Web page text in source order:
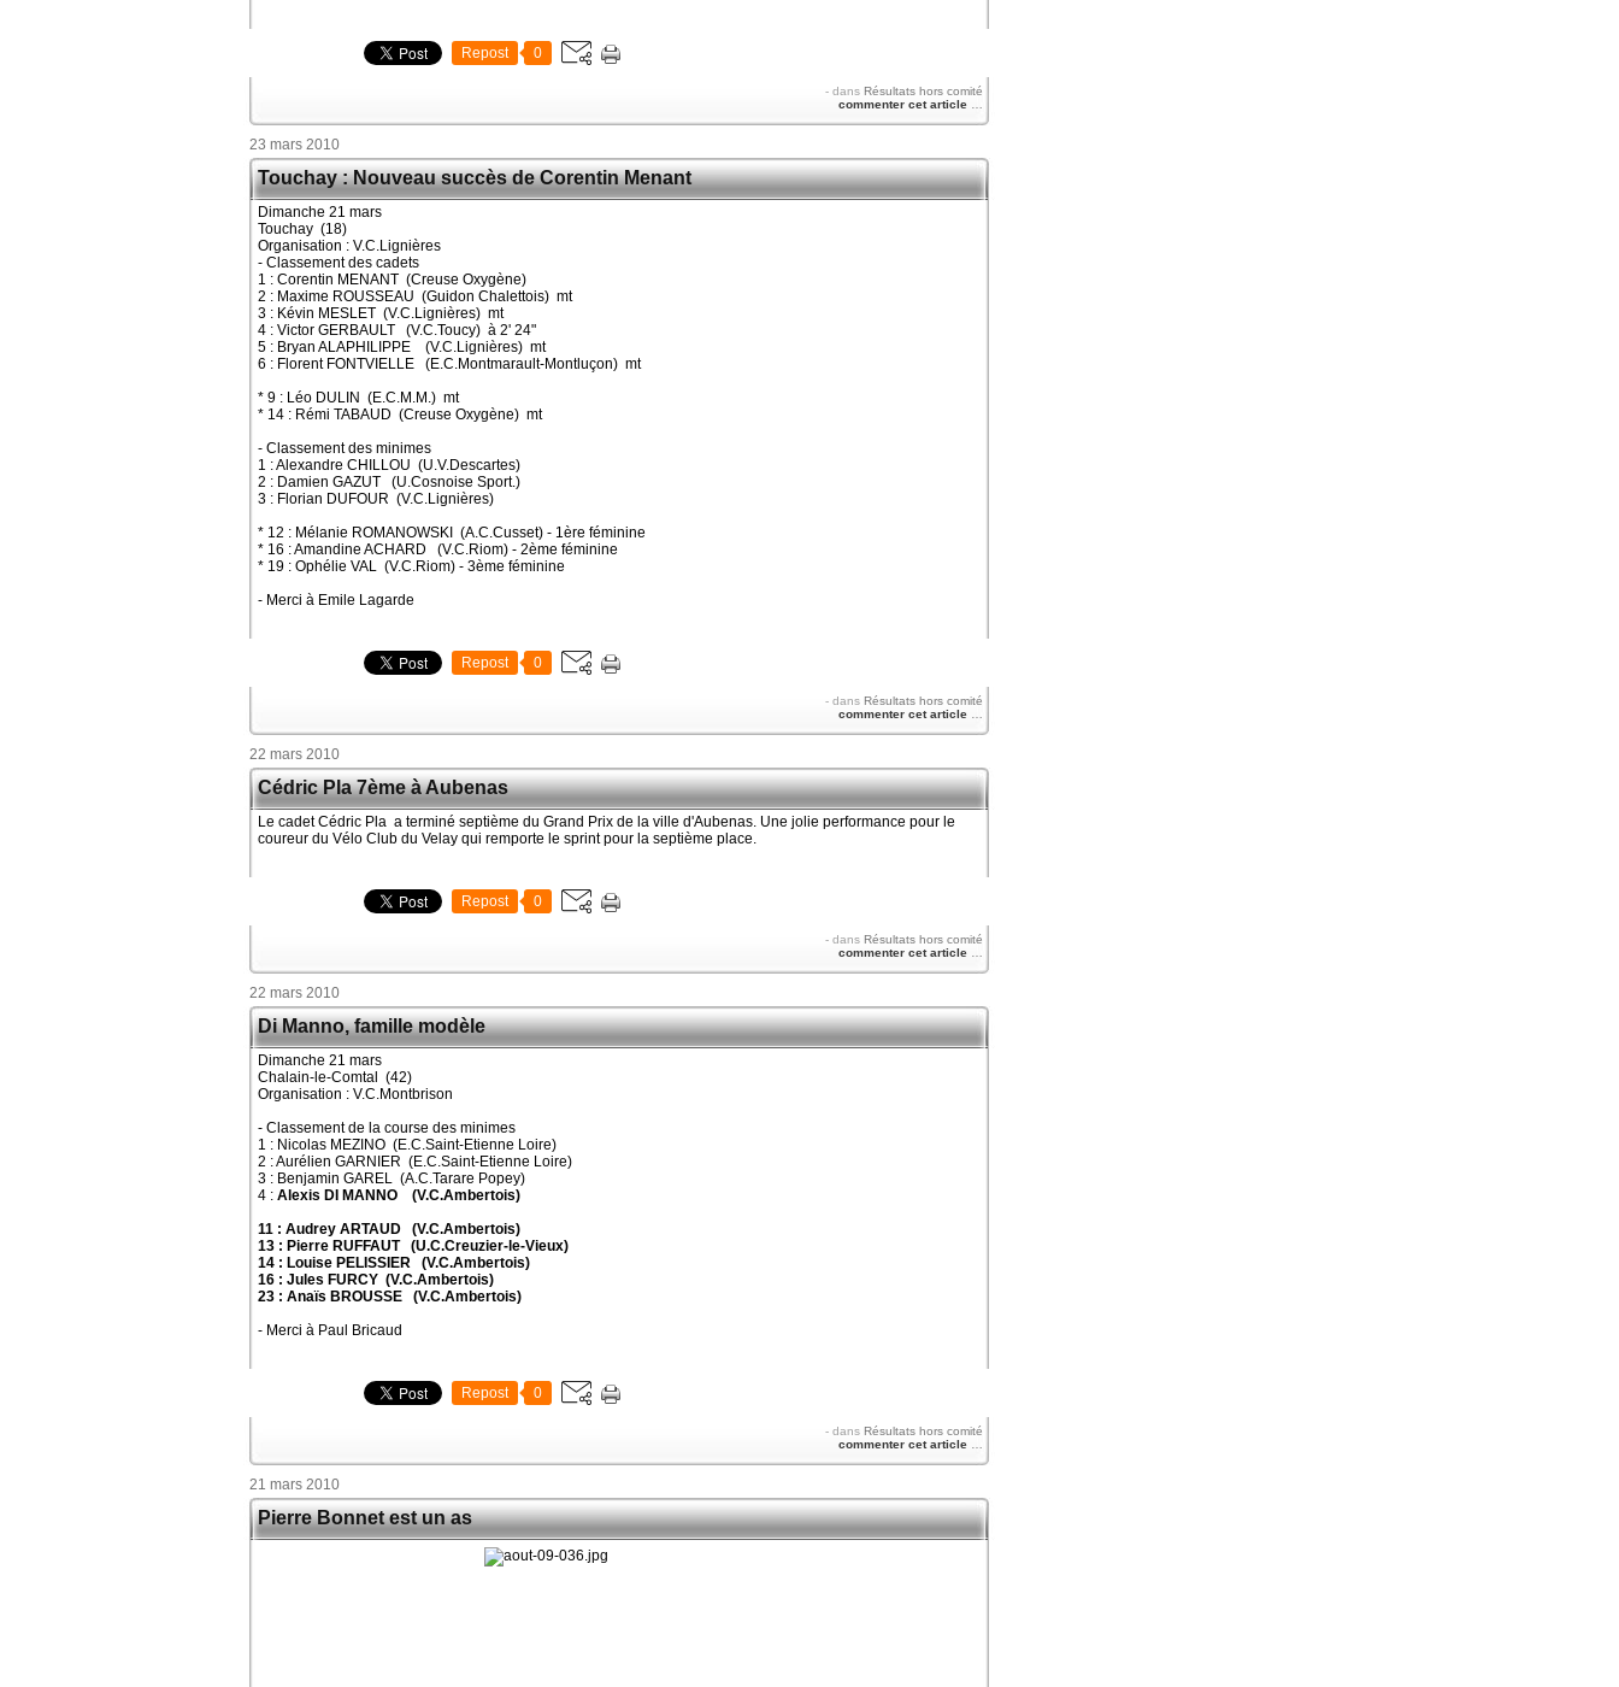
Repost 0
- dans Résultats hors comité
commenter cet article
23 mars 2010
Touchay : Nouveau succès de Corentin Menant
Dimanche 21 mars
Touchay (18)
Organisation : V.C.Lignières
- Classement des cadets
1 : Corentin MENANT (Creuse Oxygène)
2 : Maxime ROUSSEAU (Guidon Chalettois) mt
3 : Kévin MESLET (V.C.Lignières) mt
4 : Victor GERBAULT (V.C.Toucy) à 2' 24"
5 : Bryan ALAPHILIPPE (V.C.Lignières) mt
6 : Florent FONTVIELLE (E.C.Montmarault-Montluçon) mt
* 9 : Léo DULIN (E.C.M.M.) mt
* 14 : Rémi TABAUD (Creuse Oxygène) mt
- Classement des minimes
1 : Alexandre CHILLOU (U.V.Descartes)
2 : Damien GAZUT (U.Cosnoise Sport.)
3 : Florian DUFOUR (V.C.Lignières)
* 12 : Mélanie ROMANOWSKI (A.C.Cusset) - 1ère féminine
* 16 : Amandine ACHARD (V.C.Riom) - 2ème féminine
* 19 : Ophélie VAL (V.C.Riom) - 3ème féminine
- Merci à Emile Lagarde
Repost 0
- dans Résultats hors comité
commenter cet article
22 mars 2010
Cédric Pla 7ème à Aubenas
Le cadet Cédric Pla a terminé septième du Grand Prix de la ville d'Aubenas. Une jolie performance pour le
coureur du Vélo Club du Velay qui remporte le sprint pour la septième place.
Repost 0
- dans Résultats hors comité
commenter cet article
22 mars 2010
Di Manno, famille modèle
Dimanche 21 mars
Chalain-le-Comtal (42)
Organisation : V.C.Montbrison
- Classement de la course des minimes
1 : Nicolas MEZINO (E.C.Saint-Etienne Loire)
2 : Aurélien GARNIER (E.C.Saint-Etienne Loire)
3 : Benjamin GAREL (A.C.Tarare Popey)
4 : Alexis DI MANNO (V.C.Ambertois)
11 : Audrey ARTAUD (V.C.Ambertois)
13 : Pierre RUFFAUT (U.C.Creuzier-le-Vieux)
14 : Louise PELISSIER (V.C.Ambertois)
16 : Jules FURCY (V.C.Ambertois)
23 : Anaïs BROUSSE (V.C.Ambertois)
- Merci à Paul Bricaud
Repost 0
- dans Résultats hors comité
commenter cet article
21 mars 2010
Pierre Bonnet est un as